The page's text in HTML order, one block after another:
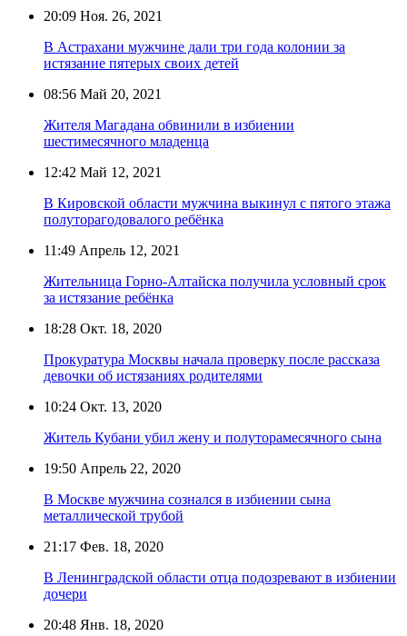
20:09 Ноя. 26, 2021
В Астрахани мужчине дали три года колонии за
истязание пятерых своих детей
08:56 Май 20, 2021
Жителя Магадана обвинили в избиении
шестимесячного младенца
12:42 Май 12, 2021
В Кировской области мужчина выкинул с пятого этажа
полуторагодовалого ребёнка
11:49 Апрель 12, 2021
Жительница Горно-Алтайска получила условный срок
за истязание ребёнка
18:28 Окт. 18, 2020
Прокуратура Москвы начала проверку после рассказа
девочки об истязаниях родителями
10:24 Окт. 13, 2020
Житель Кубани убил жену и полуторамесячного сына
19:50 Апрель 22, 2020
В Москве мужчина сознался в избиении сына
металлической трубой
21:17 Фев. 18, 2020
В Ленинградской области отца подозревают в избиении
дочери
20:48 Янв. 18, 2020